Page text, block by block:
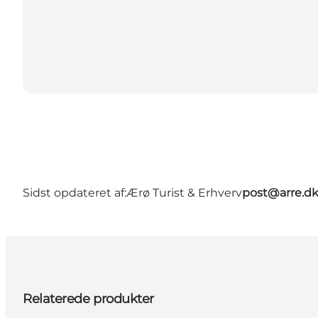
Sidst opdateret af:Ærø Turist & Erhvervpost@arre.dk
Relaterede produkter